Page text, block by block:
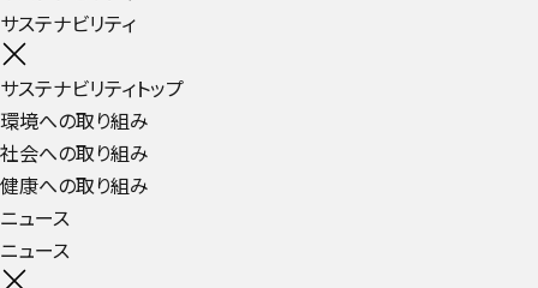
サステナビリティ
サステナビリティトップ
環境への取り組み
社会への取り組み
健康への取り組み
ニュース
ニュース